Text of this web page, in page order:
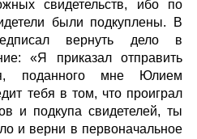
свидетельств, ибо по
были подкуплены. В
вернуть дело в
«Я приказал отправить
поданного мне Юлием
тебя в том, что проиграл
и подкупа свидетелей, ты
и верни в первоначальное